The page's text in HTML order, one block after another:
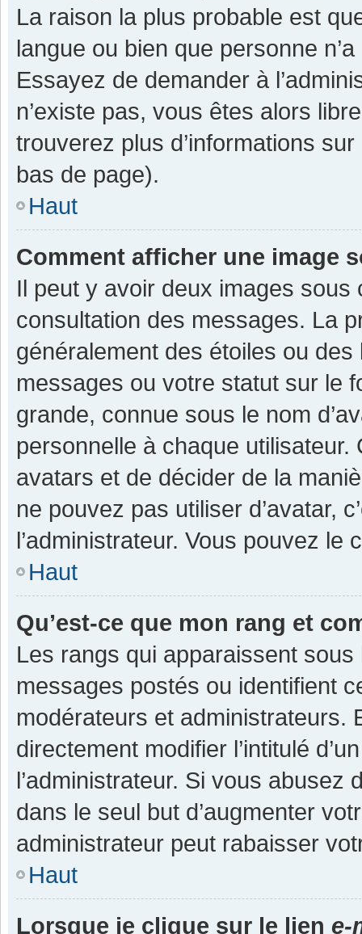
La raison la plus probable est
langue ou bien que personne
Essayez de demander à
n’existe pas, vous êtes alors
trouverez plus d’informations
bas de page).
Haut
Comment afficher une image
Il peut y avoir deux images sous
consultation des messages. La
généralement des étoiles ou
messages ou votre statut sur le
grande, connue sous le nom
personnelle à chaque utilisateur.
avatars et de décider de la
ne pouvez pas utiliser d’avatar,
l’administrateur. Vous pouvez
Haut
Qu’est-ce que mon rang et
Les rangs qui apparaissent
messages postés ou identifient
modérateurs et administrateurs.
directement modifier l’intitulé
l’administrateur. Si vous
dans le seul but d’augmenter
administrateur peut rabaisser
Haut
Lorsque je clique sur le lien e-